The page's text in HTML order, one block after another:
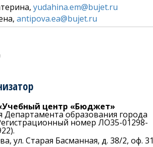
yudahina.em@bujet.ru
antipova.ea@bujet.ru
центр «Бюджет»
Департамента образования города
номер ЛО35-01298-
ул. Старая Басманная, д. 38/2, оф. 31